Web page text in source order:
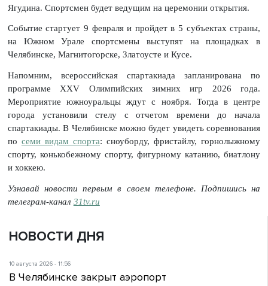
Ягудина. Спортсмен будет ведущим на церемонии открытия.
Событие стартует 9 февраля и пройдет в 5 субъектах страны,
на Южном Урале спортсмены выступят на площадках в
Челябинске, Магнитогорске, Златоусте и Кусе.
Напомним, всероссийская спартакиада запланирована по
программе XXV Олимпийских зимних игр 2026 года.
Мероприятие южноуральцы ждут с ноября. Тогда в центре
города установили стелу с отчетом времени до начала
спартакиады. В Челябинске можно будет увидеть соревнования
по семи видам спорта: сноуборду, фристайлу, горнолыжному
спорту, конькобежному спорту, фигурному катанию, биатлону
и хоккею.
Узнавай новости первым в своем телефоне. Подпишись на
телеграм-канал 31tv.ru
НОВОСТИ ДНЯ
10 августа 2026 - 11:56
В Челябинске закрыт аэропорт